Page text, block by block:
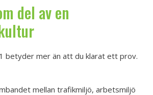
del av en
betyder mer än att du klarat ett prov.
mellan trafikmiljö, arbetsmiljö